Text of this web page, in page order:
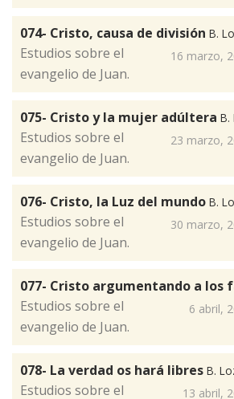
074- Cristo, causa de división B.
16 marzo,
​Estudios sobre el
evangelio de Juan.
075- Cristo y la mujer adúltera B.
23 marzo,
​Estudios sobre el
evangelio de Juan.
076- Cristo, la Luz del mundo B.
30 marzo,
​Estudios sobre el
evangelio de Juan.
077- Cristo argumentando a los
6 abril,
​Estudios sobre el
evangelio de Juan.
078- La verdad os hará libres B.
13 abril,
​Estudios sobre el